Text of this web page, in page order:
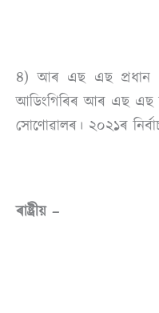
৪) আৰ এছ এছ প্ৰধান
আডিংগিৰিৰ আৰ এছ এছ
সোণোৱালৰ। ২০২১ৰ
ৰাষ্ট্ৰীয় –